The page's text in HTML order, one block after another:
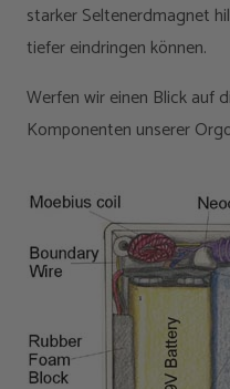
starker Seltenerdmagnet
tiefer eindringen können.
Werfen wir einen Blick auf
Komponenten unserer